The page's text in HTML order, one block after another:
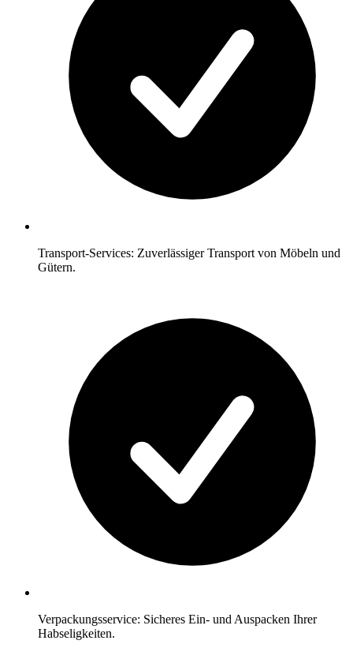
Transport-Services: Zuverlässiger Transport von Möbeln und
Gütern.
Verpackungsservice: Sicheres Ein- und Auspacken Ihrer
Habseligkeiten.